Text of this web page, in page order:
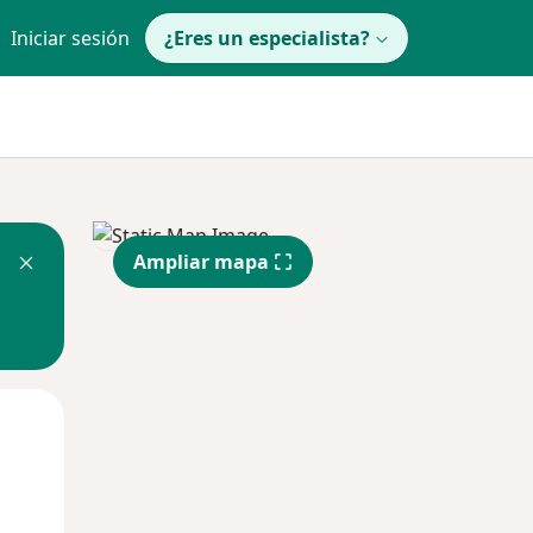
Iniciar sesión ¿Eres un especialista?
Ampliar mapa